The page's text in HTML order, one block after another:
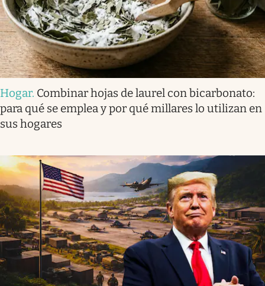
Hogar. Combinar hojas de laurel con bicarbonato:
para qué se emplea y por qué millares lo utilizan en
sus hogares